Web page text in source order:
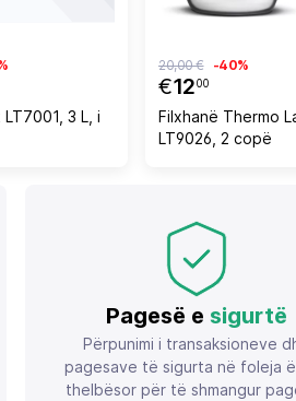
3 L, i
€1200
20,00 € -40%
Filxhanë Thermo
LT9026, 2 copë
Pagesë e sigurtë
Përpunimi i transaksioneve
pagesave të sigurta në foleja
thelbësor për të shmangur